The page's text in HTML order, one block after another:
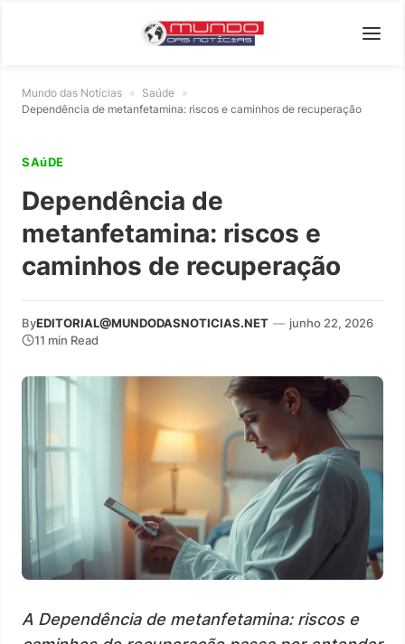
Mundo das Notícias » Saúde »
Dependência de metanfetamina: riscos e caminhos de recuperação
SAúDE
Dependência de
metanfetamina: riscos e
caminhos de recuperação
ByEDITORIAL@MUNDODASNOTICIAS.NET — junho 22, 2026
11 min Read
A Dependência de metanfetamina: riscos e